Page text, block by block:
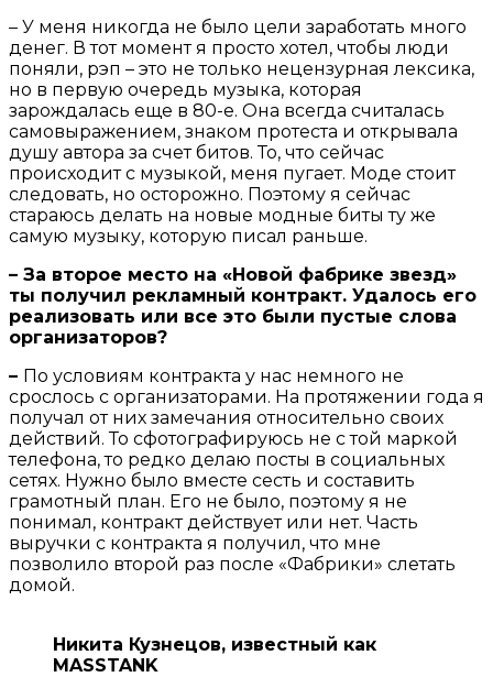
– У меня никогда не было цели заработать много
денег. В тот момент я просто хотел, чтобы люди
поняли, рэп – это не только нецензурная лексика,
но в первую очередь музыка, которая
зарождалась еще в 80-е. Она всегда считалась
самовыражением, знаком протеста и открывала
душу автора за счет битов. То, что сейчас
происходит с музыкой, меня пугает. Моде стоит
следовать, но осторожно. Поэтому я сейчас
стараюсь делать на новые модные биты ту же
самую музыку, которую писал раньше.
– За второе место на «Новой фабрике звезд»
ты получил рекламный контракт. Удалось его
реализовать или все это были пустые слова
организаторов?
– По условиям контракта у нас немного не
срослось с организаторами. На протяжении года я
получал от них замечания относительно своих
действий. То сфотографируюсь не с той маркой
телефона, то редко делаю посты в социальных
сетях. Нужно было вместе сесть и составить
грамотный план. Его не было, поэтому я не
понимал, контракт действует или нет. Часть
выручки с контракта я получил, что мне
позволило второй раз после «Фабрики» слетать
домой.
Никита Кузнецов, известный как
MASSTANK